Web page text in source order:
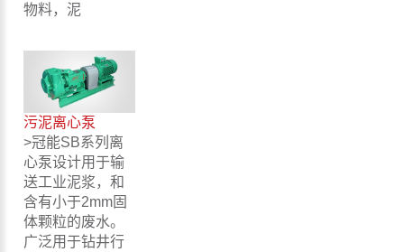
物料，泥
污泥离心泵
>冠能SB系列离
心泵设计用于输
送工业泥浆，和
含有小于2mm固
体颗粒的废水。
广泛用于钻井行